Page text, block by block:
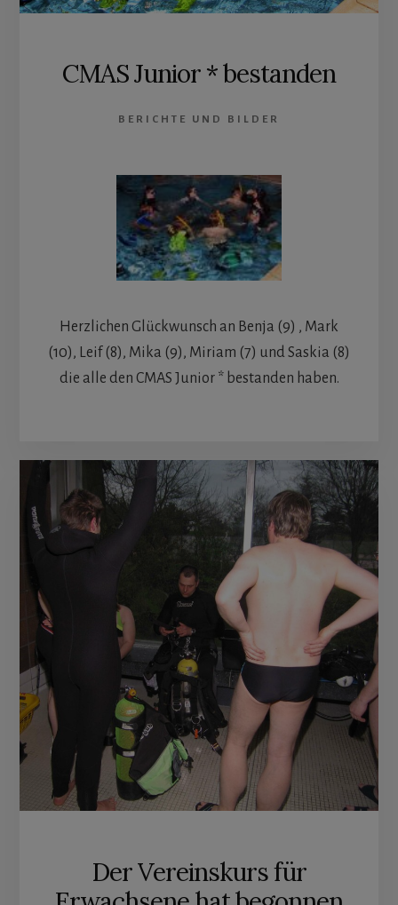
CMAS Junior * bestanden
BERICHTE UND BILDER
Herzlichen Glückwunsch an Benja (9) , Mark
(10), Leif (8), Mika (9), Miriam (7) und Saskia (8)
die alle den CMAS Junior * bestanden haben.
Der Vereinskurs für